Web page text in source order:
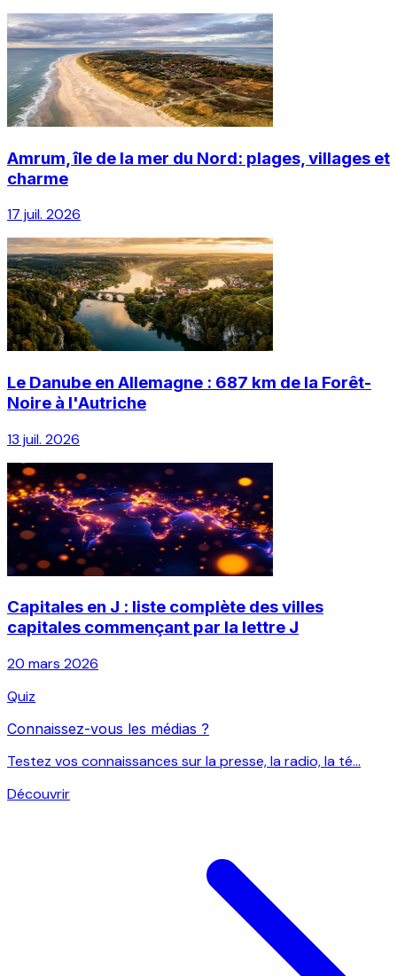
Amrum, île de la mer du Nord: plages, villages et
charme
17 juil. 2026
Le Danube en Allemagne : 687 km de la Forêt-
Noire à l'Autriche
13 juil. 2026
Capitales en J : liste complète des villes
capitales commençant par la lettre J
20 mars 2026
Quiz
Connaissez-vous les médias ?
Testez vos connaissances sur la presse, la radio, la té...
Découvrir